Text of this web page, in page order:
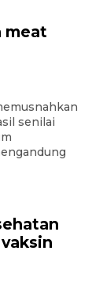
meat
senilai